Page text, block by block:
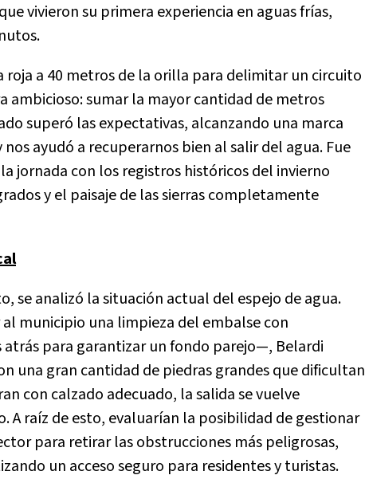
vivieron su primera experiencia en aguas frías,
roja a 40 metros de la orilla para delimitar un circuito
sumar la mayor cantidad de metros
superó las expectativas, alcanzando una marca
ayudó a recuperarnos bien al salir del agua. Fue
jornada con los registros históricos del invierno
y el paisaje de las sierras completamente
se analizó la situación actual del espejo de agua.
municipio una limpieza del embalse con
para garantizar un fondo parejo—, Belardi
una gran cantidad de piedras grandes que dificultan
con calzado adecuado, la salida se vuelve
raíz de esto, evaluarían la posibilidad de gestionar
para retirar las obstrucciones más peligrosas,
un acceso seguro para residentes y turistas.